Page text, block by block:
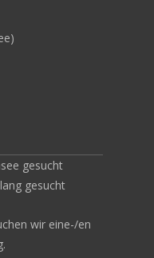
gesucht
gesucht
wir eine-/en